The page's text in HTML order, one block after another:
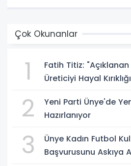
Çok Okunanlar
1
Fatih Titiz: "Açıklanan
Üreticiyi Hayal
2
Yeni Parti Ünye'de
Hazırlanıyor
3
Ünye Kadın Futbol
Başvurusunu Askıya